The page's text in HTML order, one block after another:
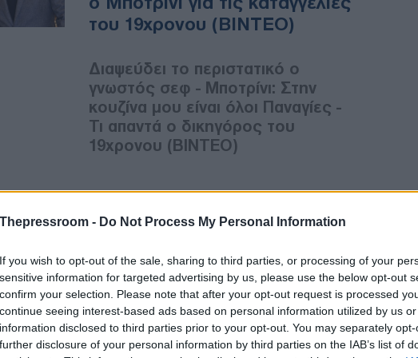
Thepressroom - Do Not Process My Personal Information
If you wish to opt-out of the sale, sharing to third parties, or processing of your
sensitive information for targeted advertising by us, please use the below opt-out
confirm your selection. Please note that after your opt-out request is processed
continue seeing interest-based ads based on personal information utilized by us
information disclosed to third parties prior to your opt-out. You may separately
further disclosure of your personal information by third parties on the IAB’s list of
του 19χρονου (ΒΙΝΤΕΟ)
Διαψεύδει το περιστατικό ο
γνωστός σεφ - Μποτρίνι: Στην
κουζίνα μου είναι όλοι Παναγίες -
Τι απαντά ο δικηγόρος του
19χρονου (ΒΙΝΤΕΟ)
05/08/2019 - 16:44
Καταγγελία για βασανισμό
μαθητή της Σχολής
Τουριστικών Επαγγελμάτων
από υπεύθυνο κουζίνας
εστιατορίου